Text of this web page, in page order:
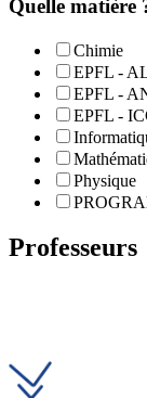
Quelle matière
Chimie
EPFL -
EPFL -
EPFL -
Physique
Professeurs